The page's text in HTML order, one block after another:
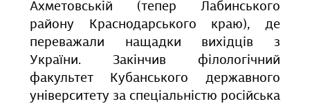
Ахметовській (тепер Лабинського
району Краснодарського краю), де
переважали нащадки вихідців з
України. Закінчив філологічний
факультет Кубанського державного
університету за спеціальністю російська